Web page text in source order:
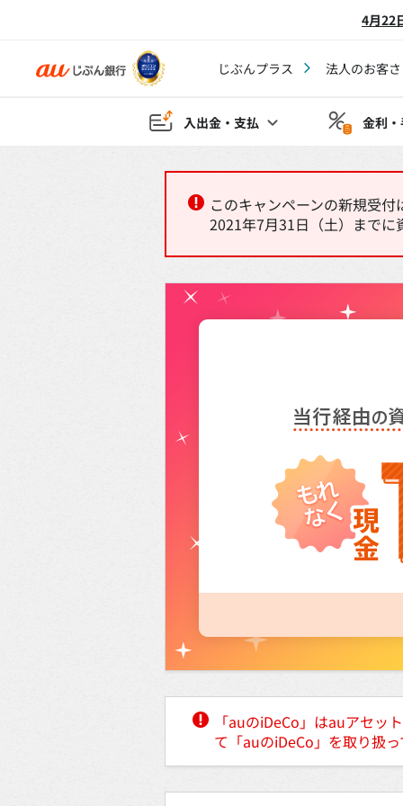
4月22
じぶんプラス 法人のお客
入出金・支払 金利
このキャンペーンの新規受
2021年7月31日（土）までに
「auのiDeCo」はauアセッ
て「auのiDeCo」を取り扱